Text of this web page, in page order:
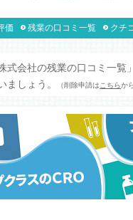
価 残業の口コミ一覧 クチ
式会社の残業の口コミ一
ましょう。
（削除申請はこちらか